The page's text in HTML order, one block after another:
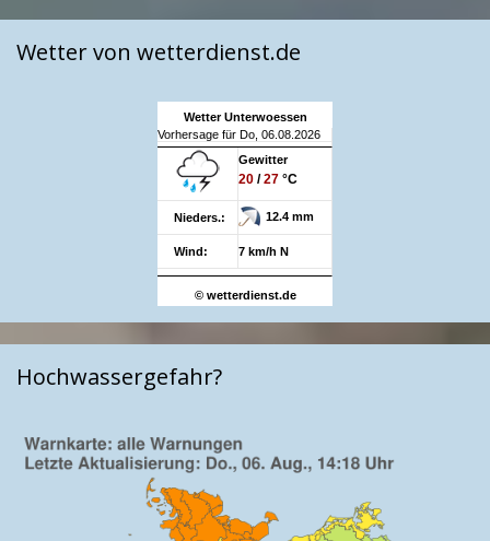
Wetter von wetterdienst.de
Wetter Unterwoessen
Vorhersage für Do, 06.08.2026
Gewitter
20 /27 °C
Nieders.: 12.4 mm
Wind: 7 km/h N
© wetterdienst.de
Hochwassergefahr?